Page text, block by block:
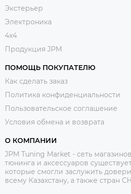
Экстерьер
Электроника
4x4
Продукция JPM
ПОМОЩЬ ПОКУПАТЕЛЮ
Как сделать заказ
Политика конфиденциальности
Пользовательское соглашение
Условия обмена и возврата
О КОМПАНИИ
JPM Tuning Market - сеть
тюнинга и аксессуаров
которые смогли заслужить
всему Казахстану, а также стран